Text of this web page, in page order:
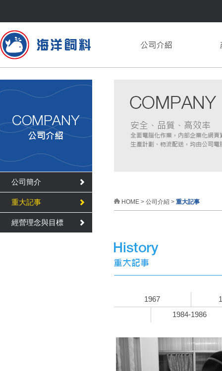
公司簡介
重大記事
經營理念與目標
HOME > 公司介紹 > 重大記事
1967
1984-1986